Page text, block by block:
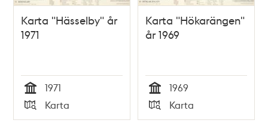
Karta "Hässelby" år
1971
Tid
1971
Typ
Karta
Karta "Hökarängen"
år 1969
Tid
1969
Typ
Karta